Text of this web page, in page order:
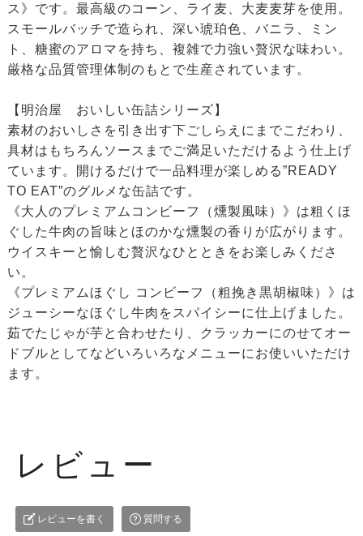
ス》です。最高級のコーン、ライ麦、大麦麦芽を使用。
スモールバッチで造られ、深い琥珀色、バニラ、ミン
ト、糖蜜のアロマを持ち、複雑で力強い贅沢な味わい。
厳格な品質管理体制のもとで生産されています。
【明治屋 おいしい缶詰シリーズ】
素材のおいしさを引き出す下ごしらえにまでこだわり、
具材はもちろんソースまでご満足いただけるよう仕上げ
ています。開けるだけで一品料理が楽しめる”READY
TO EAT”のグルメな缶詰です。
《大人のプレミアムコンビーフ（燻製風味）》は粗くほ
ぐした牛肉の旨味とほのかな燻製の香りが広がります。
ウイスキーと愉しむ贅沢なひとときをお楽しみくださ
い。
《プレミアムほぐし コンビーフ（粗挽き黒胡椒味）》は
ジューシーなほぐし牛肉をスパイシーに仕上げました。
茹でたじゃが芋と合わせたり、クラッカーにのせてオー
ドブルとしてなどいろいろなメニューにお使いいただけ
ます。
レビュー
レビューを書く 質問する